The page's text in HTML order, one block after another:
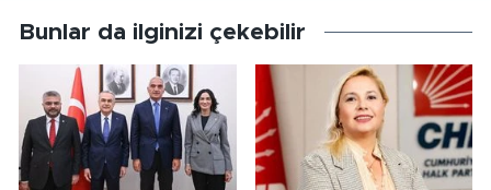
Bunlar da ilginizi çekebilir